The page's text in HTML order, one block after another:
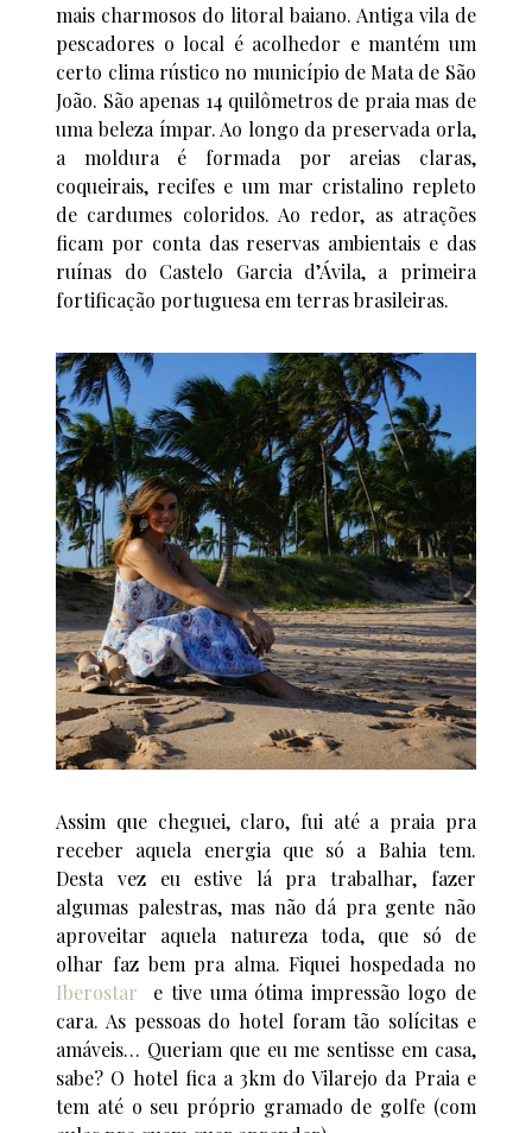
mais charmosos do litoral baiano. Antiga vila de
pescadores o local é acolhedor e mantém um
certo clima rústico no município de Mata de São
João. São apenas 14 quilômetros de praia mas de
uma beleza ímpar. Ao longo da preservada orla,
a moldura é formada por areias claras,
coqueirais, recifes e um mar cristalino repleto
de cardumes coloridos. Ao redor, as atrações
ficam por conta das reservas ambientais e das
ruínas do Castelo Garcia d’Ávila, a primeira
fortificação portuguesa em terras brasileiras.
Assim que cheguei, claro, fui até a praia pra
receber aquela energia que só a Bahia tem.
Desta vez eu estive lá pra trabalhar, fazer
algumas palestras, mas não dá pra gente não
aproveitar aquela natureza toda, que só de
olhar faz bem pra alma. Fiquei hospedada no
Iberostar e tive uma ótima impressão logo de
cara. As pessoas do hotel foram tão solícitas e
amáveis… Queriam que eu me sentisse em casa,
sabe? O hotel fica a 3km do Vilarejo da Praia e
tem até o seu próprio gramado de golfe (com